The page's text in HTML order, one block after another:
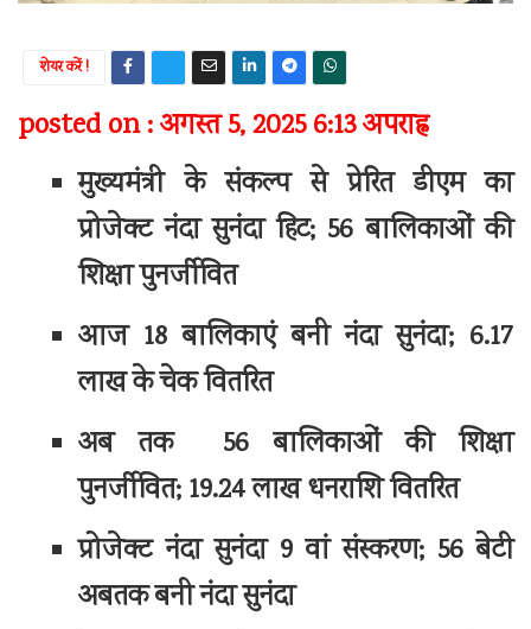
शेयर करें !
posted on : अगस्त 5, 2025 6:13 अपराह्न
मुख्यमंत्री के संकल्प से प्रेरित डीएम का
प्रोजेक्ट नंदा सुनंदा हिट; 56 बालिकाओं की
शिक्षा पुनर्जीवित
आज 18 बालिकाएं बनी नंदा सुनंदा; 6.17
लाख के चेक वितरित
अब तक 56 बालिकाओं की शिक्षा
पुनर्जीवित; 19.24 लाख धनराशि वितरित
प्रोजेक्ट नंदा सुनंदा 9 वां संस्करण; 56 बेटी
अबतक बनी नंदा सुनंदा